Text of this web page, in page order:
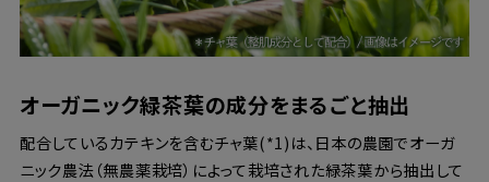
オーガニック緑茶葉の成分をまるごと抽出
配合しているカテキンを含むチャ葉(*1)は、日本の農園でオーガ
ニック農法（無農薬栽培）によって栽培された緑茶葉から抽出して